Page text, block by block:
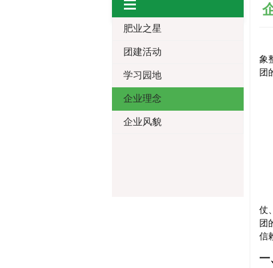
肥业之星
团建活动
学习园地
企业理念
企业风貌
象
团
仗
团
信
一